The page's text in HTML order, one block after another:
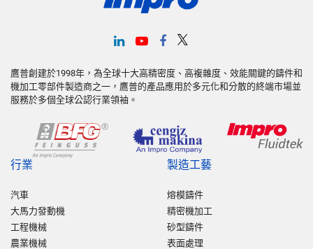
鷹普創建於1998年，為全球十大高精密度、高複雜度、效能關鍵的鑄件和
機加工零部件製造商之一，鷹普的產品應用於多元化和分散的終端市場並
服務於多個全球公認行業領袖。
行業
汽車
大馬力發動機
工程機械
農業機械
製造工藝
熔模鑄件
精密機加工
砂型鑄件
表面處理